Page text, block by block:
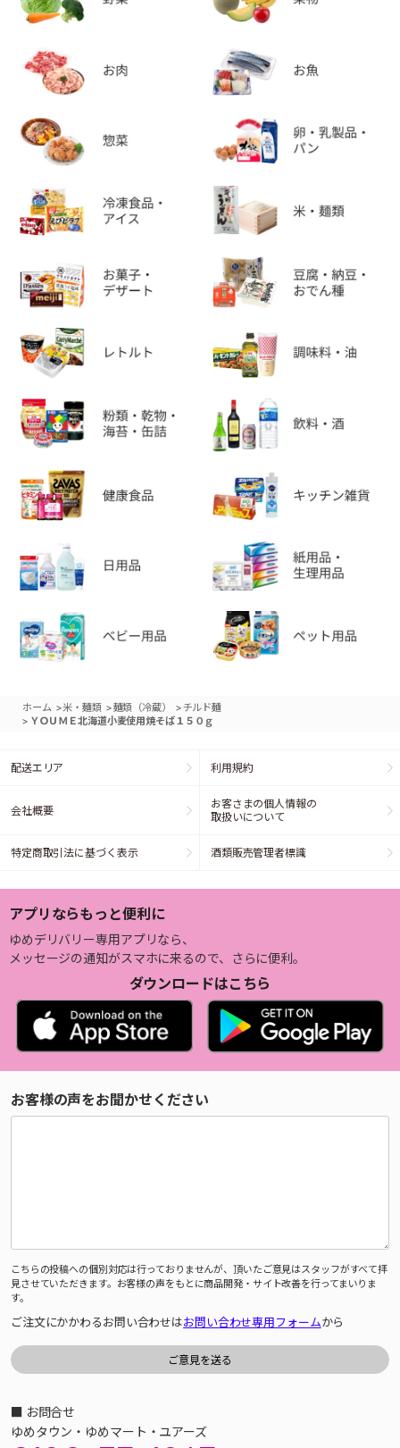
ホーム >米・麺類 >麺類（冷蔵） >チルド麺
> ＹＯＵＭＥ北海道小麦使用焼そば１５０ｇ
配送エリア 利用規約
会社概要
お客さまの個人情報の
取扱いについて
特定商取引法に基づく表示 酒類販売管理者標識
アプリならもっと便利に
ゆめデリバリー専用アプリなら、
メッセージの通知がスマホに来るので、さらに便利。
ダウンロードはこちら
お客様の声をお聞かせください
こちらの投稿への個別対応は行っておりませんが、頂いたご意見はスタッフがすべて拝
見させていただきます。お客様の声をもとに商品開発・サイト改善を行ってまいりま
す。
ご注文にかかわるお問い合わせはお問い合わせ専用フォームから
■ お問合せ
ゆめタウン・ゆめマート・ユアーズ